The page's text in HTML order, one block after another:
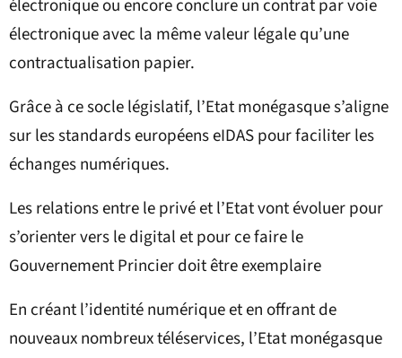
électronique ou encore conclure un contrat par voie
électronique avec la même valeur légale qu’une
contractualisation papier.
Grâce à ce socle législatif, l’Etat monégasque s’aligne
sur les standards européens eIDAS pour faciliter les
échanges numériques.
Les relations entre le privé et l’Etat vont évoluer pour
s’orienter vers le digital et pour ce faire le
Gouvernement Princier doit être exemplaire
En créant l’identité numérique et en offrant de
nouveaux nombreux téléservices, l’Etat monégasque